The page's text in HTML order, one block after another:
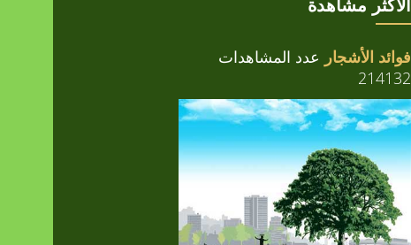
الأكثر مشاهدة
فوائد الأشجار عدد المشاهدات
214132